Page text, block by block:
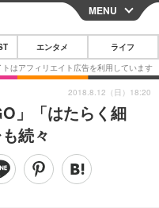
CLOSE
スマートフォン
その他
映画・ドラマ
MENU
エンタメ ライフ
」「はたらく細
続々
2018.8.12（日）18:20